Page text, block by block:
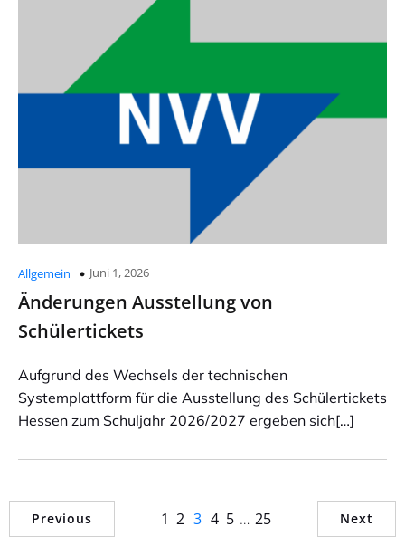
Allgemein Juni 1, 2026
Änderungen Ausstellung von
Schülertickets
Aufgrund des Wechsels der technischen
Systemplattform für die Ausstellung des Schülertickets
Hessen zum Schuljahr 2026/2027 ergeben sich[…]
Previous 1 2 3 4 5 … 25 Next